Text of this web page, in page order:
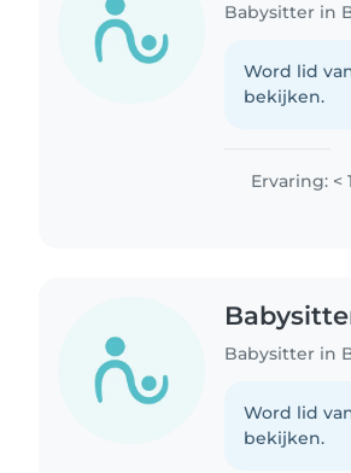
Babysitter in
Word lid
bekijken.
Ervaring: <
Babysitter in
Word lid
bekijken.